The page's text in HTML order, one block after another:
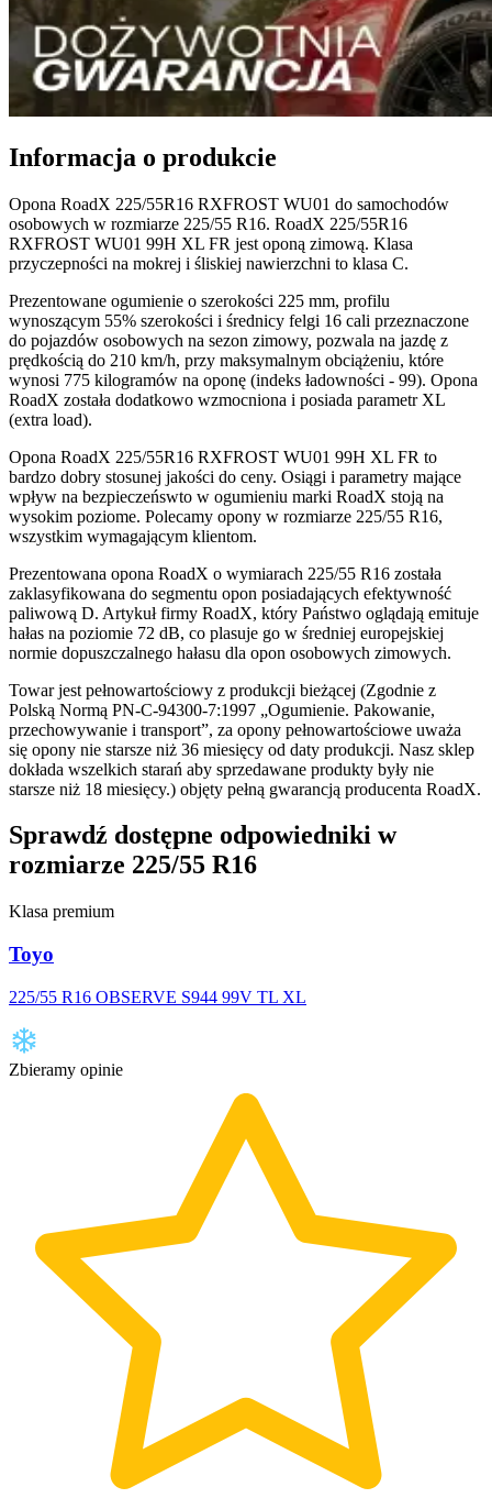
Informacja o produkcie
Opona RoadX 225/55R16 RXFROST WU01 do samochodów
osobowych w rozmiarze 225/55 R16. RoadX 225/55R16
RXFROST WU01 99H XL FR jest oponą zimową. Klasa
przyczepności na mokrej i śliskiej nawierzchni to klasa C.
Prezentowane ogumienie o szerokości 225 mm, profilu
wynoszącym 55% szerokości i średnicy felgi 16 cali przeznaczone
do pojazdów osobowych na sezon zimowy, pozwala na jazdę z
prędkością do 210 km/h, przy maksymalnym obciążeniu, które
wynosi 775 kilogramów na oponę (indeks ładowności - 99). Opona
RoadX została dodatkowo wzmocniona i posiada parametr XL
(extra load).
Opona RoadX 225/55R16 RXFROST WU01 99H XL FR to
bardzo dobry stosunej jakości do ceny. Osiągi i parametry mające
wpływ na bezpieczeńswto w ogumieniu marki RoadX stoją na
wysokim poziome. Polecamy opony w rozmiarze 225/55 R16,
wszystkim wymagającym klientom.
Prezentowana opona RoadX o wymiarach 225/55 R16 została
zaklasyfikowana do segmentu opon posiadających efektywność
paliwową D. Artykuł firmy RoadX, który Państwo oglądają emituje
hałas na poziomie 72 dB, co plasuje go w średniej europejskiej
normie dopuszczalnego hałasu dla opon osobowych zimowych.
Towar jest pełnowartościowy z produkcji bieżącej (Zgodnie z
Polską Normą PN-C-94300-7:1997 „Ogumienie. Pakowanie,
przechowywanie i transport”, za opony pełnowartościowe uważa
się opony nie starsze niż 36 miesięcy od daty produkcji. Nasz sklep
dokłada wszelkich starań aby sprzedawane produkty były nie
starsze niż 18 miesięcy.) objęty pełną gwarancją producenta RoadX.
Sprawdź dostępne odpowiedniki w
rozmiarze 225/55 R16
Klasa premium
Toyo
225/55 R16 OBSERVE S944 99V TL XL
Zbieramy opinie